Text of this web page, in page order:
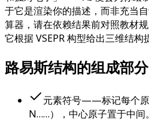
于它是渲染你的描述，而非充当
算器，请在依赖结果前对照教材
它根据 VSEPR 构型给出三维结构
路易斯结构的组成部分
元素符号——标记每个原
N……），中心原子置于中间。